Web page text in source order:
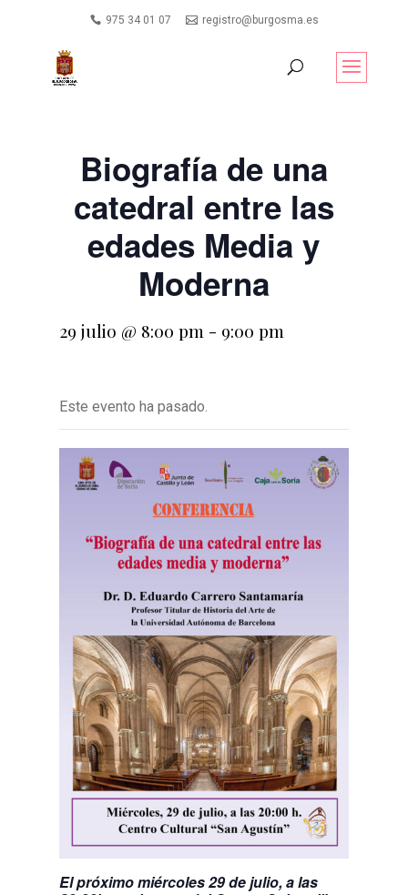
975 34 01 07 registro@burgosma.es
Biografía de una
catedral entre las
edades Media y
Moderna
29 julio @ 8:00 pm- 9:00 pm
Este evento ha pasado.
El próximo miércoles 29 de julio, a las